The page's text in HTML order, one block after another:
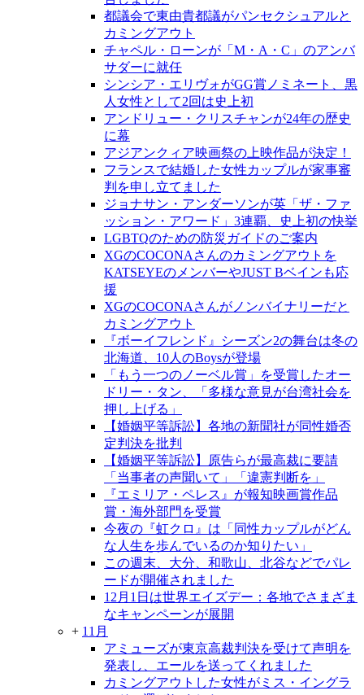
都議会で東由貴都議がパンセクシュアルと
カミングアウト
チャペル・ローンが「M・A・C」のアンバ
サダーに就任
シンシア・エリヴォがGG賞ノミネート、黒
人女性として2回は史上初
アンドリュー・クリスチャンが24年の歴史
に幕
アジアンクィア映画祭の上映作品が決定！
フランスで結婚した女性カップルが家事審
判を申し立てました
ジョナサン・アンダーソンが英「ザ・ファ
ッション・アワード」3連覇、史上初の快挙
LGBTQのための防災ガイドのご案内
XGのCOCONAさんのカミングアウトを
KATSEYEのメンバーやJUST Bベインも応
援
XGのCOCONAさんがノンバイナリーだと
カミングアウト
『ボーイフレンド』シーズン2の舞台は冬の
北海道、10人のBoysが登場
「もう一つのノーベル賞」を受賞したオー
ドリー・タン、「多様な意見が台湾社会を
押し上げる」
【婚姻平等訴訟】各地の新聞社が同性婚否
定判決を批判
【婚姻平等訴訟】原告らが最高裁に要請
「当事者の声聞いて」「違憲判断を」
『エミリア・ペレス』が報知映画賞作品
賞・海外部門を受賞
今夜の『虹クロ』は「同性カップルがどん
な人生を歩んでいるのか知りたい」
この週末、大分、和歌山、北谷などでパレ
ードが開催されました
12月1日は世界エイズデー：各地でさまざま
なキャンペーンが展開
+ 11月
アミューズが東京高裁判決を受けて声明を
発表し、エールを送ってくれました
カミングアウトした女性がミス・イングラ